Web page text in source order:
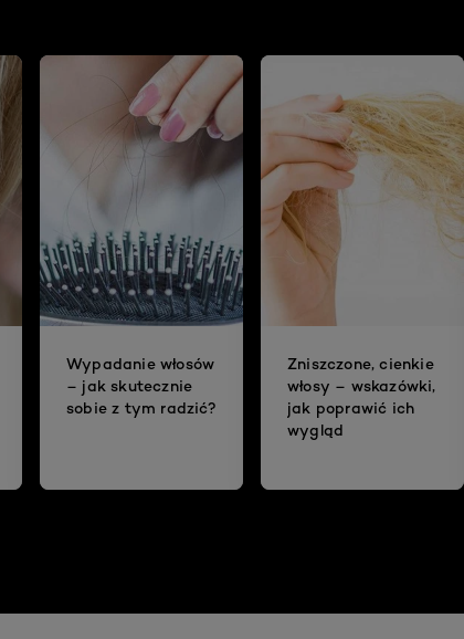
Wypadanie włosów
– jak skutecznie
sobie z tym radzić?
Zniszczone, cienkie
włosy – wskazówki,
jak poprawić ich
wygląd